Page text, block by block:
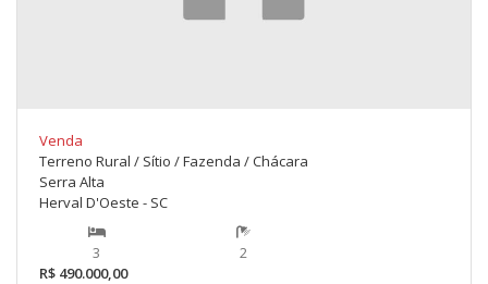
Venda
Terreno Rural / Sítio / Fazenda / Chácara
Serra Alta
Herval D'Oeste - SC
3
2
R$ 490.000,00